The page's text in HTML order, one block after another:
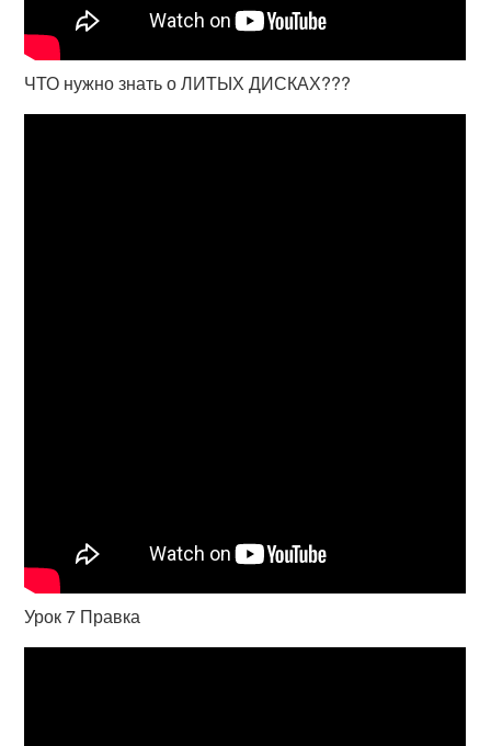
ЧТО нужно знать о ЛИТЫХ ДИСКАХ???
Урок 7 Правка